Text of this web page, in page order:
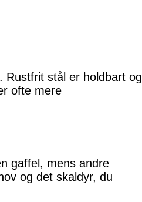
stål er holdbart og
ofte mere
gaffel, mens andre
og det skaldyr, du